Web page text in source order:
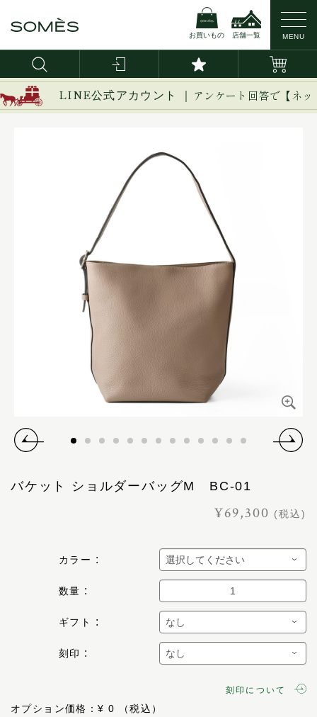
お買いもの 店舗一覧 MENU
LINE公式アカウント ｜ アンケート回答で【ネ
バケット ショルダーバッグM BC-01
¥69,300 (税込)
カラー
数量
ギフト
刻印
刻印について
オプション価格：¥ 0